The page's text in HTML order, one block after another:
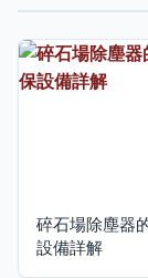
碎石場除塵器
設備詳解